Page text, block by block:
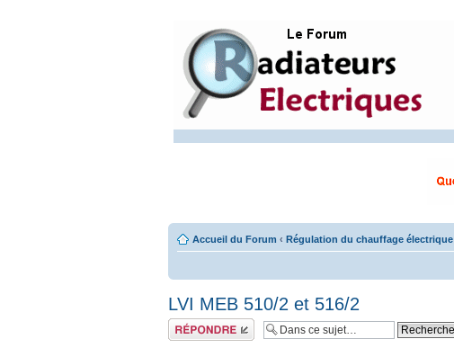
Accueil du Forum ‹ Régulation du chauffage électrique
LVI MEB 510/2 et 516/2
Répondre